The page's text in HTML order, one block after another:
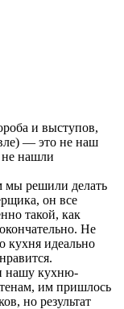
и выступов,
— это не наш
нашли
мы решили делать
он все
такой, как
Не
кухня идеально
нашу кухню-
им пришлось
но результат